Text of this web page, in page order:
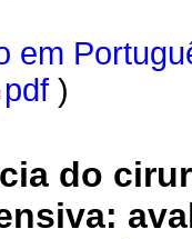
em
pdf )
do
: